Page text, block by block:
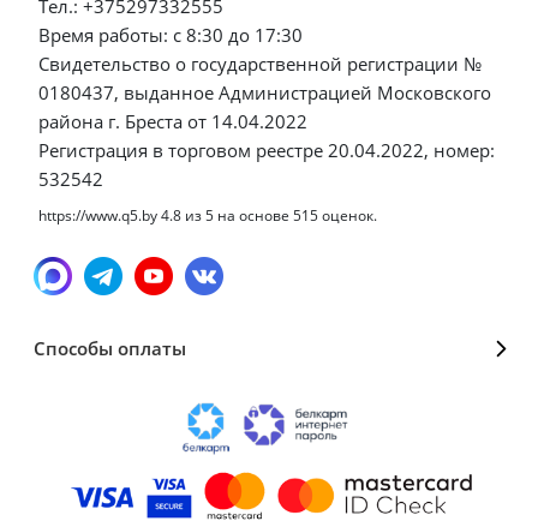
Тел.: +375297332555
Время работы: с 8:30 до 17:30
Свидетельство о государственной регистрации №
0180437, выданное Администрацией Московского
района г. Бреста от 14.04.2022
Регистрация в торговом реестре 20.04.2022, номер:
532542
https://www.q5.by4.8 из5 на основе 515оценок.
Способы оплаты